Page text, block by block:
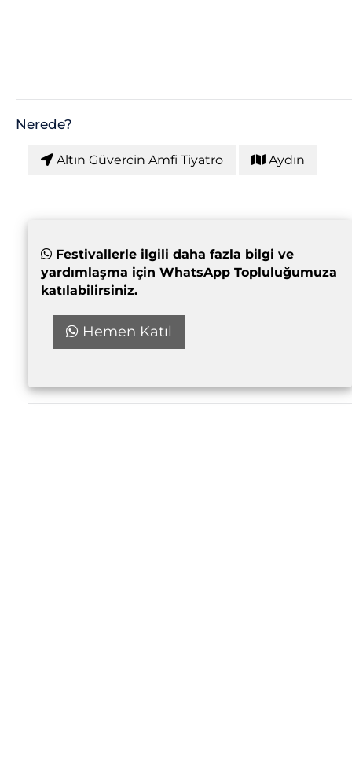
Nerede?
Altın Güvercin Amfi Tiyatro Aydın
Festivallerle ilgili daha fazla bilgi ve
yardımlaşma için WhatsApp Topluluğumuza
katılabilirsiniz.
Hemen Katıl